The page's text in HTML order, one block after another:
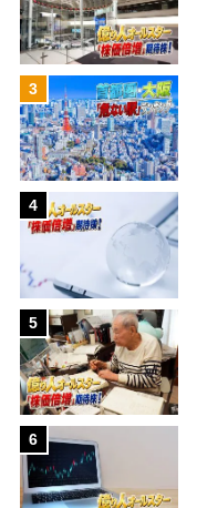
3
4
5
6